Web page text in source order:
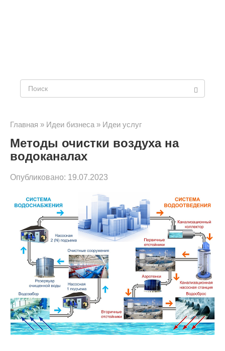
Главная » Идеи бизнеса » Идеи услуг
Методы очистки воздуха на
водоканалах
Опубликовано: 19.07.2023